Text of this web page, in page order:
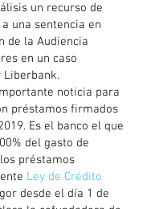
un recurso de
una sentencia en
de la Audiencia
en un caso
Liberbank.
noticia para
préstamos firmados
Es el banco el que
del gasto de
préstamos
Ley de Crédito
desde el día 1 de